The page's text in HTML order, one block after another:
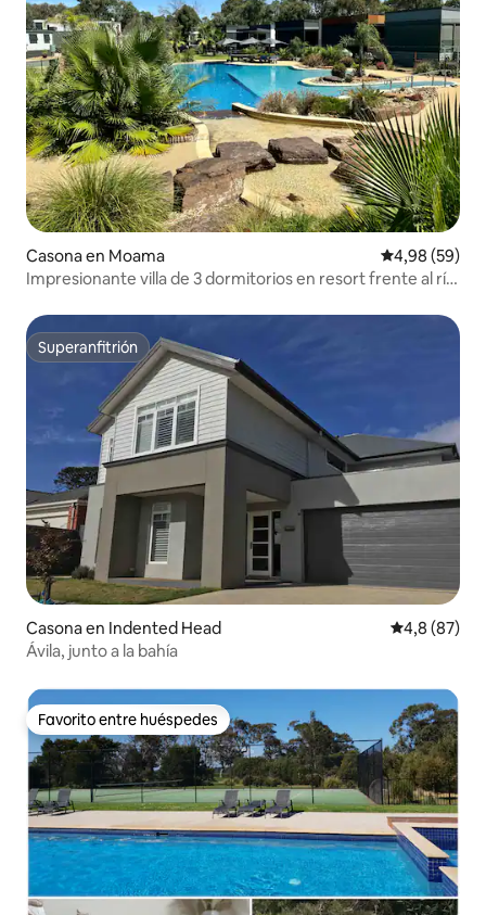
Casona en Moama Calificación
4,98 (59)
Impresionante villa de 3 dormitorios en resort frente al río
Superanfitrión
Superanfitrión
Casona en Indented Head Calificación
4,8 (87)
Ávila, junto a la bahía
Favorito entre huéspedes
Favorito entre huéspedes